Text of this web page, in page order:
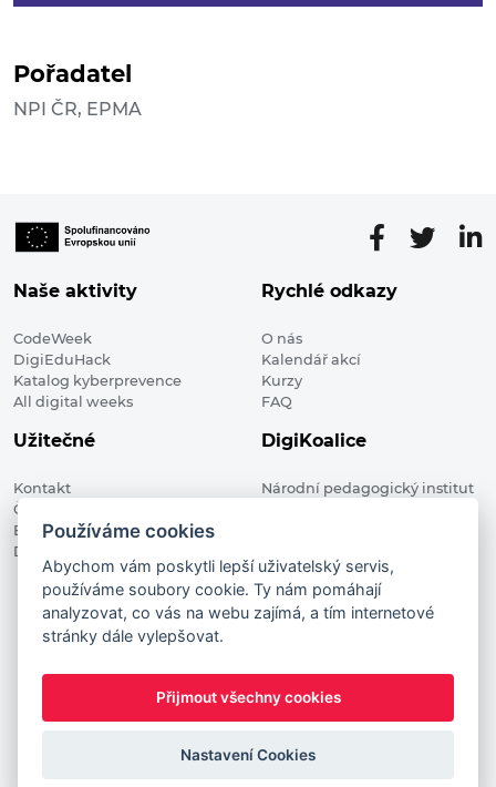
Pořadatel
NPI ČR, EPMA
Naše aktivity
CodeWeek
DigiEduHack
Katalog kyberprevence
All digital weeks
Rychlé odkazy
O nás
Kalendář akcí
Kurzy
FAQ
Užitečné
Kontakt
Členské organizace
Blog
Digitalizace ve vzdělávání
DigiKoalice
Národní pedagogický institut
DigiKoalice 2021. All rights reserved
Vstup do administrace
This project has received funding from the European
Commission Innovation and Networks Executive Agency (now
Commission and the European Commission is not responsible
Používáme cookies
Abychom vám poskytli lepší uživatelský servis,
používáme soubory cookie. Ty nám pomáhají
analyzovat, co vás na webu zajímá, a tím internetové
stránky dále vylepšovat.
Přijmout všechny cookies
Nastavení Cookies